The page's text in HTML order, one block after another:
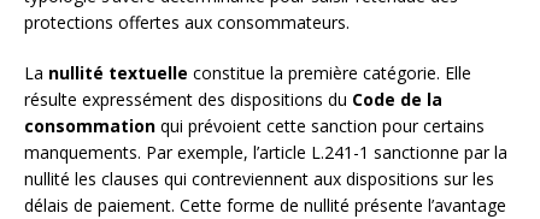
protections offertes aux consommateurs.
La nullité textuelle constitue la première catégorie. Elle
résulte expressément des dispositions du Code de la
consommation qui prévoient cette sanction pour certains
manquements. Par exemple, l’article L.241-1 sanctionne par la
nullité les clauses qui contreviennent aux dispositions sur les
délais de paiement. Cette forme de nullité présente l’avantage